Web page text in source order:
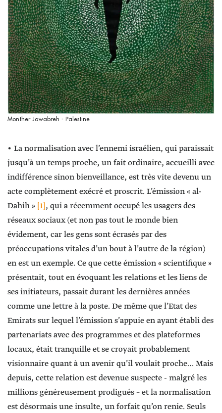
Monther Jawabreh - Palestine
• La normalisation avec l’ennemi israélien, qui paraissait
jusqu’à un temps proche, un fait ordinaire, accueilli avec
indifférence sinon bienveillance, est très vite devenu un
acte complètement exécré et proscrit. L’émission « al-
Dahih » [1], qui a récemment occupé les usagers des
réseaux sociaux (et non pas tout le monde bien
évidement, car les gens sont écrasés par des
préoccupations vitales d’un bout à l’autre de la région)
en est un exemple. Ce que cette émission « scientifique »
présentait, tout en évoquant les relations et les liens de
ses initiateurs, passait durant les dernières années
comme une lettre à la poste. De même que l’Etat des
Emirats sur lequel l’émission s’appuie en ayant établi des
partenariats avec des programmes et des plateformes
locaux, était tranquille et se croyait probablement
visionnaire quant à un avenir qu’il voulait proche… Mais
depuis, cette relation est devenue suspecte - malgré les
millions généreusement prodigués – et la normalisation
est désormais une insulte, un forfait qu’on renie. Seuls